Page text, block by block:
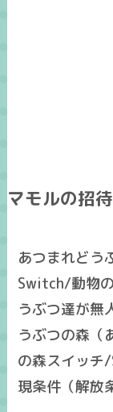
マモルの招
あつまれどう
Switch/動物
うぶつ達が無
うぶつの森（
の森スイッチ
現条件（解放